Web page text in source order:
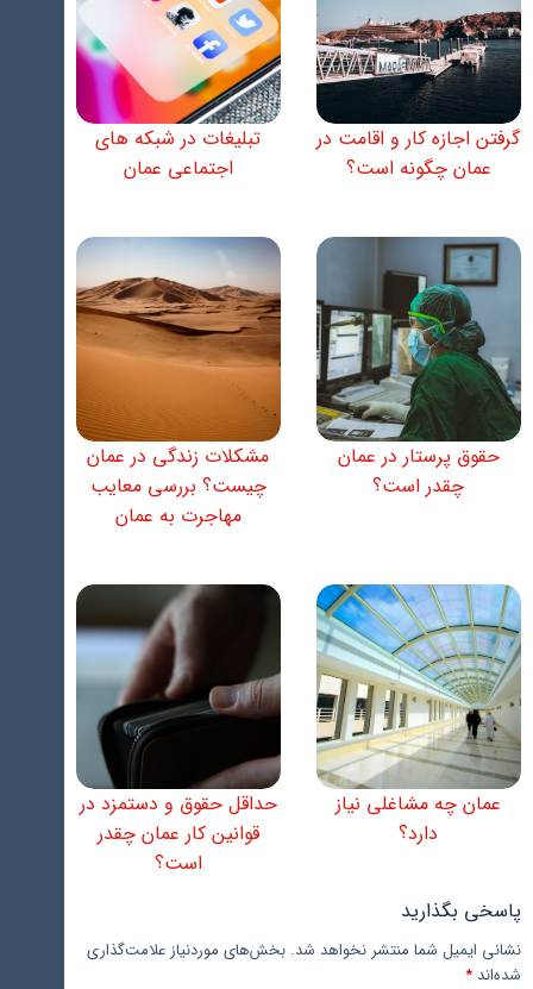
گرفتن اجازه کار و اقامت در
عمان چگونه است؟
تبلیغات در شبکه های
اجتماعی عمان
حقوق پرستار در عمان
چقدر است؟
مشکلات زندگی در عمان
چیست؟ بررسی معایب
مهاجرت به عمان
عمان چه مشاغلی نیاز
دارد؟
حداقل حقوق و دستمزد در
قوانین کار عمان چقدر
است؟
پاسخی بگذارید
نشانی ایمیل شما منتشر نخواهد شد. بخش‌های موردنیاز علامت‌گذاری
شده‌اند *